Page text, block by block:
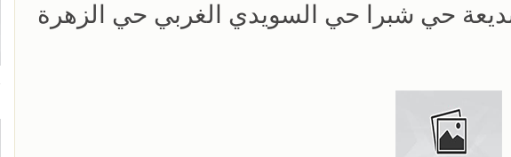
حي شبرا حي السويدي الغربي حي الزهرة